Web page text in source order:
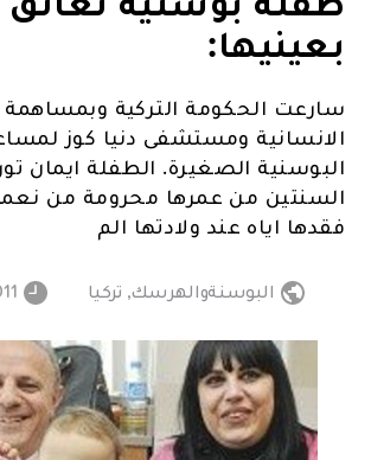
بعينيها:
سارعت الحكومة التركية وبمساهمة
الانسانية ومستشفى دنيا كوز
البوسنية الصغيرة. الطفلة ايمان
السنتين من عمرها محرومة من
فقدها اياه عند ولادتها الم
البوسنةوالهرسك, تركيا